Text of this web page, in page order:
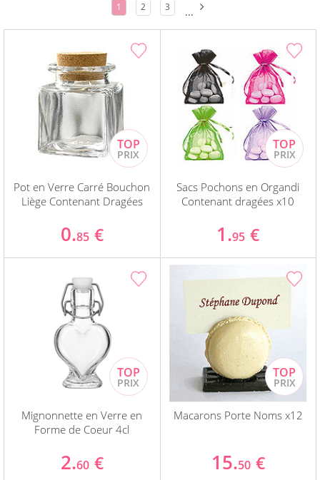
1 2 3 ...
Pot en Verre Carré Bouchon
Liège Contenant Dragées
0.85 €
Sacs Pochons en Organdi
Contenant dragées x10
1.95 €
Mignonnette en Verre en
Forme de Coeur 4cl
2.60 €
Macarons Porte Noms x12
15.50 €